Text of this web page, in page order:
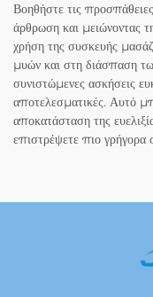
Βοηθήστε τις
άρθρωση και μειώνοντας
χρήση της συσκευής
μυών και στη διάσπαση
συνιστώμενες ασκήσεις
αποτελεσματικές. Αυτό
αποκατάσταση της
επιστρέψετε πιο γρήγορα